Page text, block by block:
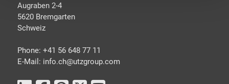
Augraben 2-4
5620 Bremgarten
Schweiz
Phone: +41 56 648 77 11
E-Mail: info.ch@utzgroup.com